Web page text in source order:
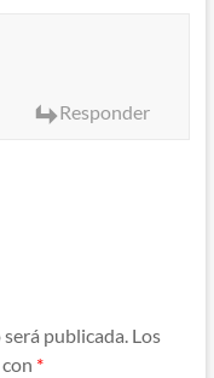
Responder
publicada. Los
*